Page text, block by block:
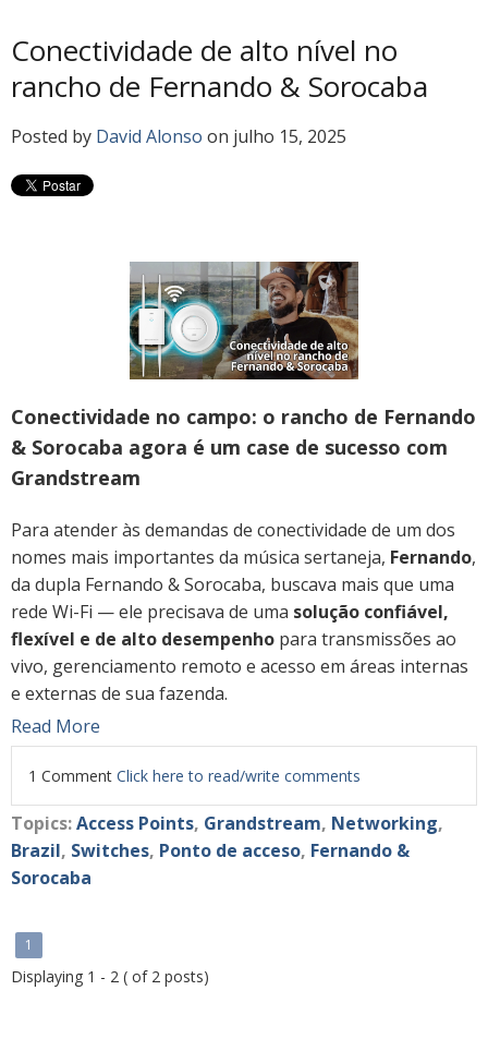
Conectividade de alto nível no
rancho de Fernando & Sorocaba
Posted by David Alonso on julho 15, 2025
Conectividade no campo: o rancho de Fernando
& Sorocaba agora é um case de sucesso com
Grandstream
Para atender às demandas de conectividade de um dos
nomes mais importantes da música sertaneja, Fernando,
da dupla Fernando & Sorocaba, buscava mais que uma
rede Wi-Fi — ele precisava de uma solução confiável,
flexível e de alto desempenho para transmissões ao
vivo, gerenciamento remoto e acesso em áreas internas
e externas de sua fazenda.
Read More
1 Comment Click here to read/write comments
Topics:Access Points, Grandstream, Networking,
Brazil, Switches, Ponto de acceso, Fernando &
Sorocaba
1
Displaying 1 - 2 ( of 2 posts)